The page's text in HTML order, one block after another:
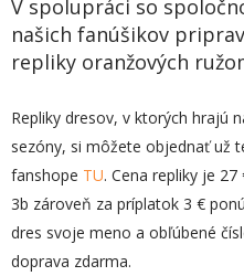
V spolupráci so
našich fanúšikov
repliky oranžových
Repliky dresov, v ktorých hrajú
sezóny, si môžete objednať už
fanshope TU. Cena repliky je
3b zároveň za príplatok 3 €
dres svoje meno a obľúbené
doprava zdarma.